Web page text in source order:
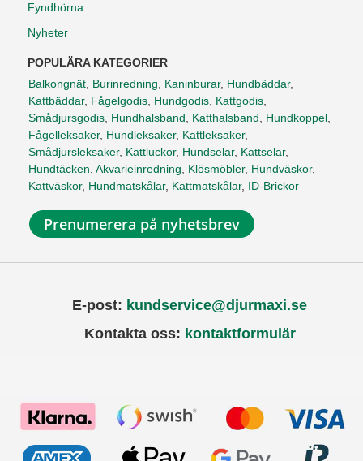
Fyndhörna
Nyheter
POPULÄRA KATEGORIER
Balkongnät, Burinredning, Kaninburar, Hundbäddar,
Kattbäddar, Fågelgodis, Hundgodis, Kattgodis,
Smådjursgodis, Hundhalsband, Katthalsband, Hundkoppel,
Fågelleksaker, Hundleksaker, Kattleksaker,
Smådjursleksaker, Kattluckor, Hundselar, Kattselar,
Hundtäcken, Akvarieinredning, Klösmöbler, Hundväskor,
Kattväskor, Hundmatskålar, Kattmatskålar, ID-Brickor
Prenumerera på nyhetsbrev
E-post: kundservice@djurmaxi.se
Kontakta oss: kontaktformulär